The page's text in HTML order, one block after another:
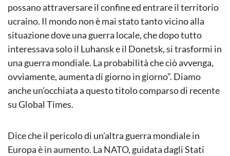
possano attraversare il confine ed entrare il territorio
ucraino. Il mondo non è mai stato tanto vicino alla
situazione dove una guerra locale, che dopo tutto
interessava solo il Luhansk e il Donetsk, si trasformi in
una guerra mondiale. La probabilità che ciò avvenga,
ovviamente, aumenta di giorno in giorno”. Diamo
anche un’occhiata a questo titolo comparso di recente
su Global Times.
Dice che il pericolo di un’altra guerra mondiale in
Europa è in aumento. La NATO, guidata dagli Stati